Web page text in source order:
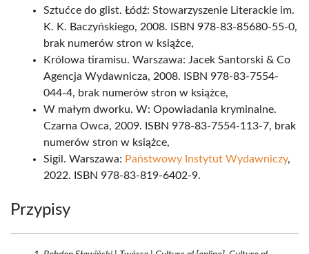
Sztućce do glist. Łódź: Stowarzyszenie Literackie im.
K. K. Baczyńskiego, 2008. ISBN 978-83-85680-55-0,
brak numerów stron w książce,
Królowa tiramisu. Warszawa: Jacek Santorski & Co
Agencja Wydawnicza, 2008. ISBN 978-83-7554-
044-4, brak numerów stron w książce,
W małym dworku. W: Opowiadania kryminalne.
Czarna Owca, 2009. ISBN 978-83-7554-113-7, brak
numerów stron w książce,
Sigil. Warszawa: Państwowy Instytut Wydawniczy,
2022. ISBN 978-83-819-6402-9.
Przypisy